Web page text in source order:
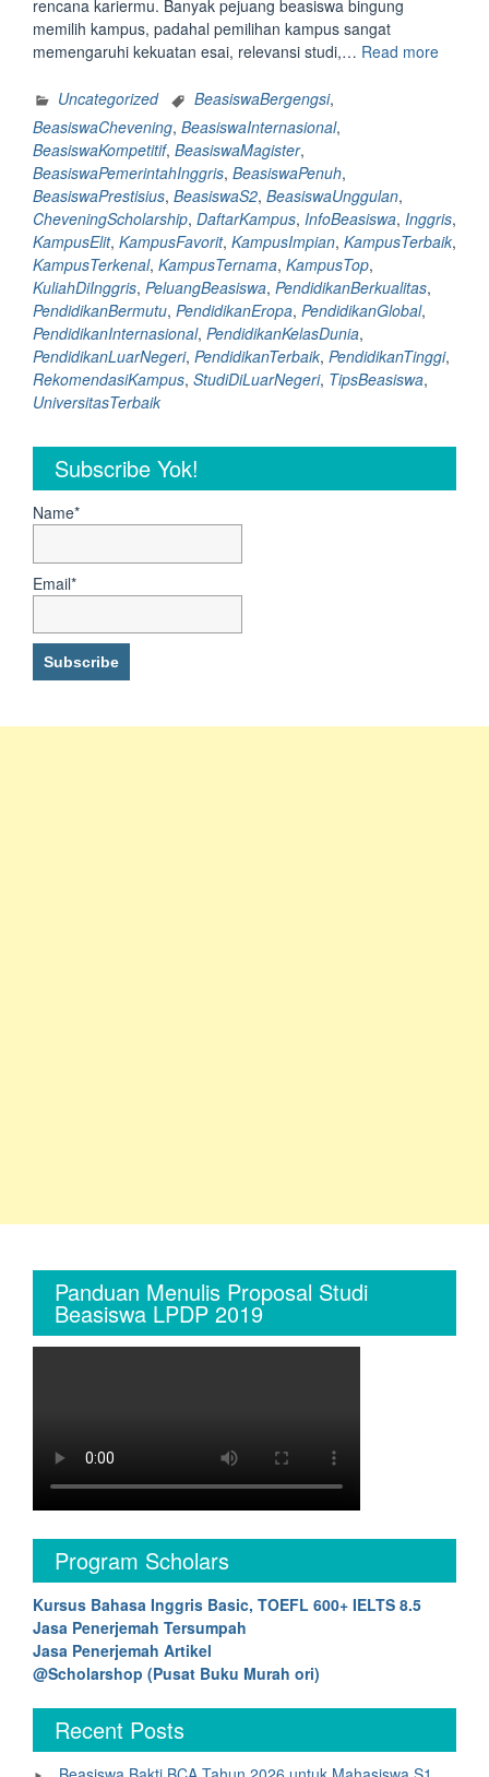
rencana kariermu. Banyak pejuang beasiswa bingung
memilih kampus, padahal pemilihan kampus sangat
memengaruhi kekuatan esai, relevansi studi,… Read more
Inggris
untuk
Tujuan
Uncategorized BeasiswaBergengsi,
BeasiswaChevening, BeasiswaInternasional,
BeasiswaKompetitif, BeasiswaMagister,
BeasiswaPemerintahInggris, BeasiswaPenuh,
BeasiswaPrestisius, BeasiswaS2, BeasiswaUnggulan,
CheveningScholarship, DaftarKampus, InfoBeasiswa, Inggris,
KampusElit, KampusFavorit, KampusImpian, KampusTerbaik,
KampusTerkenal, KampusTernama, KampusTop,
KuliahDiInggris, PeluangBeasiswa, PendidikanBerkualitas,
PendidikanBermutu, PendidikanEropa, PendidikanGlobal,
PendidikanInternasional, PendidikanKelasDunia,
PendidikanLuarNegeri, PendidikanTerbaik, PendidikanTinggi,
RekomendasiKampus, StudiDiLuarNegeri, TipsBeasiswa,
UniversitasTerbaik
Subscribe Yok!
Name*
Email*
Panduan Menulis Proposal Studi
Beasiswa LPDP 2019
Program Scholars
Kursus Bahasa Inggris Basic, TOEFL 600+ IELTS 8.5
Jasa Penerjemah Tersumpah
Jasa Penerjemah Artikel
@Scholarshop (Pusat Buku Murah ori)
Recent Posts